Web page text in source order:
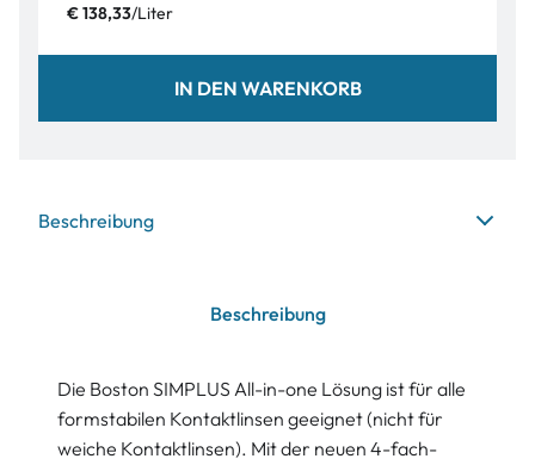
€ 138,33/Liter
IN DEN WARENKORB
Beschreibung
Beschreibung
Die Boston SIMPLUS All-in-one Lösung ist für alle
formstabilen Kontaktlinsen geeignet (nicht für
weiche Kontaktlinsen). Mit der neuen 4-fach-